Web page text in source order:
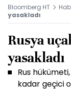
Bloomberg HT
yasakladı
Rusya
yasakladı
Rus
kadar geçici